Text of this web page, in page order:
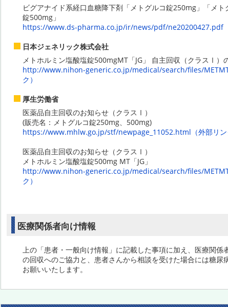
ビグアナイド系経口血糖降下剤「メトグルコ錠250mg」「メ
錠500mg」
https://www.ds-pharma.co.jp/ir/news/pdf/ne20200427.pdf
日本ジェネリック株式会社
メトホルミン塩酸塩錠500mgMT「JG」 自主回収（クラスⅠ）
http://www.nihon-generic.co.jp/medical/search/files/
ク）
厚生労働省
医薬品自主回収のお知らせ（クラスⅠ）
(販売名：メトグルコ錠250mg、500mg)
https://www.mhlw.go.jp/stf/newpage_11052.html（外部リン
医薬品自主回収のお知らせ（クラスⅠ）
メトホルミン塩酸塩錠500mg MT「JG」
http://www.nihon-generic.co.jp/medical/search/files/
ク）
医療関係者向け情報
上の「患者・一般向け情報」に記載した事項に加え、医療関係
の回収へのご協力と、患者さんから相談を受けた場合には糖尿
お願いいたします。